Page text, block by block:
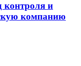
контроля и
компанию